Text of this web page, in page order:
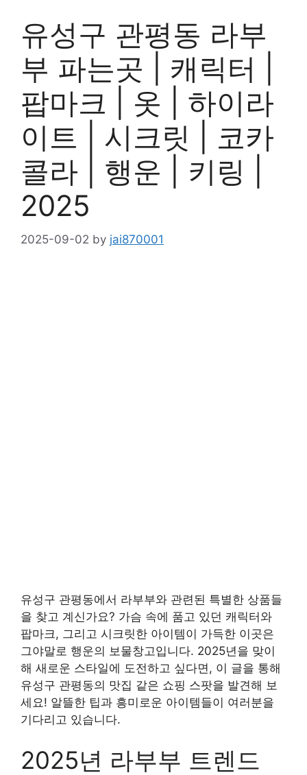
유성구 관평동 라부
부 파는곳 | 캐릭터 |
팝마크 | 옷 | 하이라
이트 | 시크릿 | 코카
콜라 | 행운 | 키링 |
2025
2025-09-02 by jai870001
유성구 관평동에서 라부부와 관련된 특별한 상품들
을 찾고 계신가요? 가슴 속에 품고 있던 캐릭터와
팝마크, 그리고 시크릿한 아이템이 가득한 이곳은
그야말로 행운의 보물창고입니다. 2025년을 맞이
해 새로운 스타일에 도전하고 싶다면, 이 글을 통해
유성구 관평동의 맛집 같은 쇼핑 스팟을 발견해 보
세요! 알뜰한 팁과 흥미로운 아이템들이 여러분을
기다리고 있습니다.
2025년 라부부 트렌드